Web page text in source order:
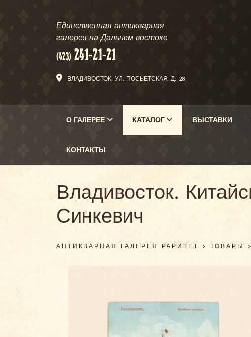
Единственная антикварная
галерея на Дальнем востоке
ВЛАДИВОСТОК, УЛ. ПОСЬЕТСКАЯ, Д. 28
О ГАЛЕРЕЕ КАТАЛОГ ВЫСТАВКИ
КОНТАКТЫ
Владивосток.
Синкевич
АНТИКВАРНАЯ ГАЛЕРЕЯ РАРИТЕТ>ТОВАРЫ